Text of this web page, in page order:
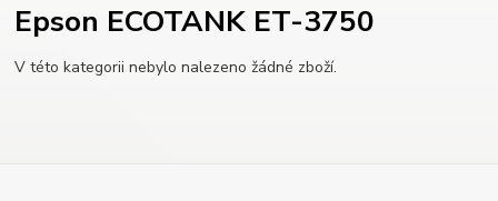
Epson ECOTANK ET-3750
V této kategorii nebylo nalezeno žádné zboží.